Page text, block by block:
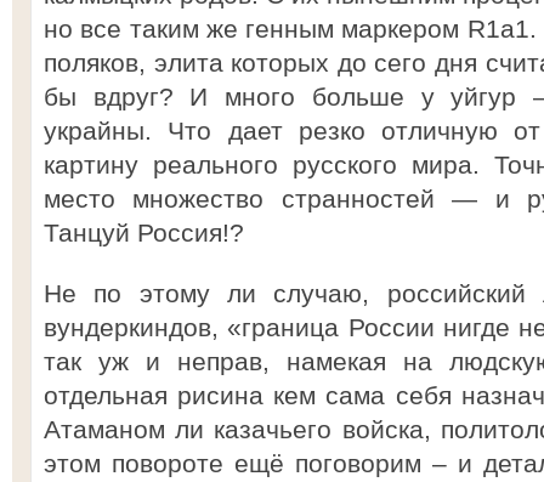
но все таким же генным маркером
поляков, элита которых до сего дня
бы вдруг? И много больше у уйгур
украйны. Что дает резко отличную
картину реального русского мира.
место множество странностей — и
Танцуй Россия!?
Не по этому ли случаю, российский
вундеркиндов, «граница России нигде
так уж и неправ, намекая на
отдельная рисина кем сама себя
Атаманом ли казачьего войска,
этом повороте ещё поговорим – и